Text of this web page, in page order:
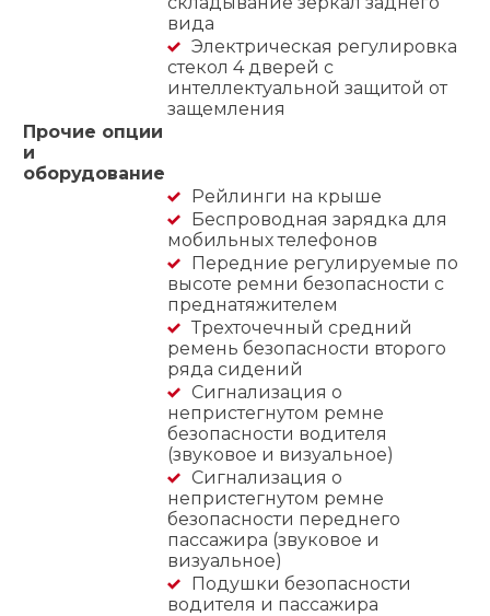
вида
Электрическая регулировка
стекол 4 дверей с
интеллектуальной защитой от
защемления
Прочие опции
и
оборудование
Рейлинги на крыше
Беспроводная зарядка для
мобильных телефонов
Передние регулируемые по
высоте ремни безопасности с
преднатяжителем
Трехточечный средний
ремень безопасности второго
ряда сидений
Сигнализация о
непристегнутом ремне
безопасности водителя
(звуковое и визуальное)
Сигнализация о
непристегнутом ремне
безопасности переднего
пассажира (звуковое и
визуальное)
Подушки безопасности
водителя и пассажира